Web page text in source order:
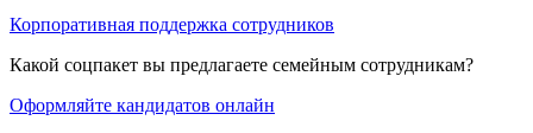
Корпоративная поддержка сотрудников
Какой соцпакет вы предлагаете семейным сотрудникам?
Оформляйте кандидатов онлайн